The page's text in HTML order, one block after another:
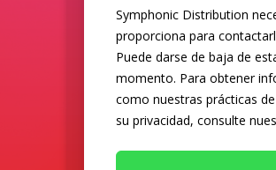
Symphonic Distribution
proporciona para
Puede darse de baja de
momento. Para obtener
como nuestras prácticas
su privacidad, consulte